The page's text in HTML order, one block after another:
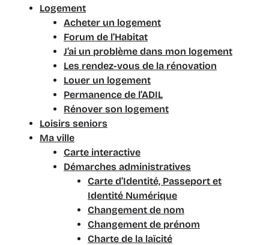
Logement
Acheter un logement
Forum de l’Habitat
J’ai un problème dans mon logement
Les rendez-vous de la rénovation
Louer un logement
Permanence de l’ADIL
Rénover son logement
Loisirs seniors
Ma ville
Carte interactive
Démarches administratives
Carte d’Identité, Passeport et
Identité Numérique
Changement de nom
Changement de prénom
Charte de la laïcité